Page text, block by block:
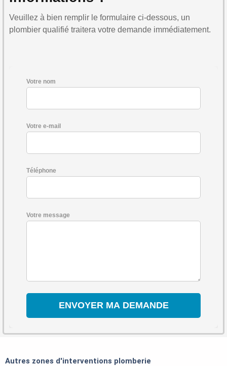
Veuillez à bien remplir le formulaire ci-dessous, un
plombier qualifié traitera votre demande immédiatement.
Votre nom
Votre e-mail
Téléphone
Votre message
Autres zones d'interventions plomberie